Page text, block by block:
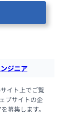
ジニア
イト上でご覧
ブサイトの企
募集します。